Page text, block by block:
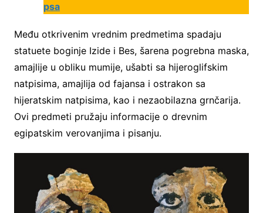
psa
Među otkrivenim vrednim predmetima spadaju
statuete boginje Izide i Bes, šarena pogrebna maska,
amajlije u obliku mumije, ušabti sa hijeroglifskim
natpisima, amajlija od fajansa i ostrakon sa
hijeratskim natpisima, kao i nezaobilazna grnčarija.
Ovi predmeti pružaju informacije o drevnim
egipatskim verovanjima i pisanju.